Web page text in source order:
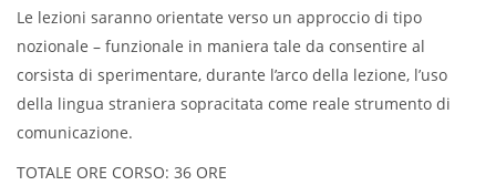
Le lezioni saranno orientate verso un approccio di tipo
nozionale – funzionale in maniera tale da consentire al
corsista di sperimentare, durante l’arco della lezione, l’uso
della lingua straniera sopracitata come reale strumento di
comunicazione.
TOTALE ORE CORSO: 36 ORE